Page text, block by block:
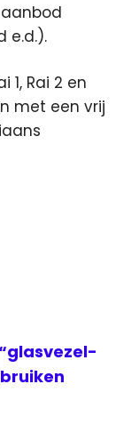
e.d.).
1, Rai 2 en
met een vrij